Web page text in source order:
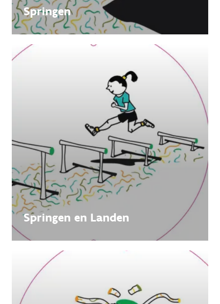
Springen
Springen en Landen